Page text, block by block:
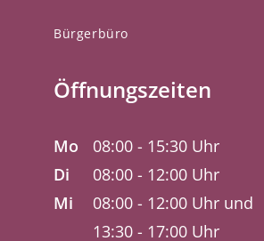
Bürgerbüro
Öffnungszeiten
Mo
08:00 - 15:30 Uhr
Di
08:00 - 12:00 Uhr
Mi
08:00 - 12:00 Uhr und
13:30 - 17:00 Uhr